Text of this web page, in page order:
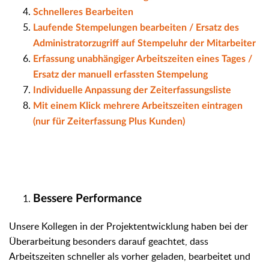
Schnelleres Bearbeiten
Laufende Stempelungen bearbeiten / Ersatz des
Administratorzugriff auf Stempeluhr der Mitarbeiter
Erfassung unabhängiger Arbeitszeiten eines Tages /
Ersatz der manuell erfassten Stempelung
Individuelle Anpassung der Zeiterfassungsliste
Mit einem Klick mehrere Arbeitszeiten eintragen
(nur für Zeiterfassung Plus Kunden)
Bessere Performance
Unsere Kollegen in der Projektentwicklung haben bei der
Überarbeitung besonders darauf geachtet, dass
Arbeitszeiten schneller als vorher geladen, bearbeitet und